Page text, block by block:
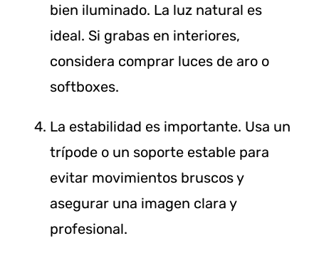
bien iluminado. La luz natural es
ideal. Si grabas en interiores,
considera comprar luces de aro o
softboxes.
La estabilidad es importante. Usa un
trípode o un soporte estable para
evitar movimientos bruscos y
asegurar una imagen clara y
profesional.